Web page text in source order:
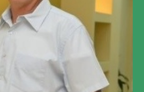
אבי ניר